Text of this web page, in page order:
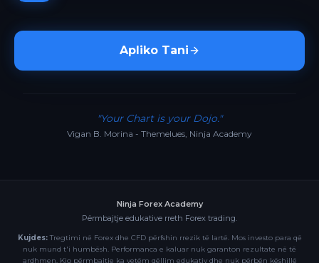
Apliko Tani
"Your Chart is your Dojo."
Vigan B. Morina - Themelues, Ninja Academy
Ninja Forex Academy
Përmbajtje edukative rreth Forex trading.
Kujdes:Tregtimi në Forex dhe CFD përfshin rrezik të lartë. Mos investo para që
nuk mund t'i humbësh. Performanca e kaluar nuk garanton rezultate në të
ardhmen. Kjo përmbajtje ka vetëm qëllim edukativ dhe nuk përbën këshillë